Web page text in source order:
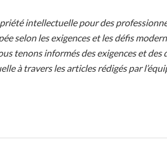
intellectuelle pour des
selon les exigences et les défis
tenons informés des exigences et
à travers les articles rédigés par